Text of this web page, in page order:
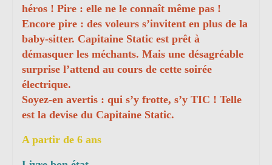
héros ! Pire : elle ne le connaît même pas !
Encore pire : des voleurs s’invitent en plus de la
baby-sitter. Capitaine Static est prêt à
démasquer les méchants. Mais une désagréable
surprise l’attend au cours de cette soirée
électrique.
Soyez-en avertis : qui s’y frotte, s’y TIC ! Telle
est la devise du Capitaine Static.
A partir de 6 ans